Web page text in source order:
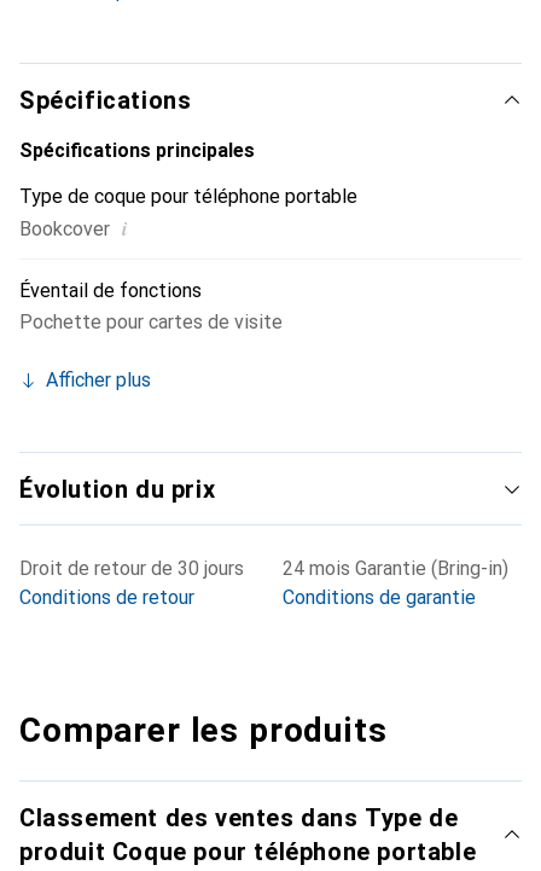
haute qualité, la marque Noreve est un choix de confiance
pour une clientèle exigeante.
Spécifications
Spécifications principales
Type de coque pour téléphone portable
Bookcover i
Éventail de fonctions
Pochette pour cartes de visite
Afficher plus
Évolution du prix
Droit de retour de 30 jours
Conditions de retour
24 mois Garantie (Bring-in)
Conditions de garantie
Comparer les produits
Classement des ventes dans Type de
produit Coque pour téléphone portable